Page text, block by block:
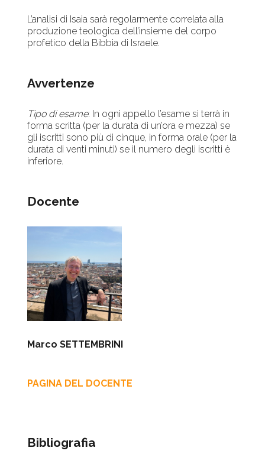
L’analisi di Isaia sarà regolarmente correlata alla
produzione teologica dell’insieme del corpo
profetico della Bibbia di Israele.
Avvertenze
Tipo di esame: In ogni appello l’esame si terrà in
forma scritta (per la durata di un’ora e mezza) se
gli iscritti sono più di cinque, in forma orale (per la
durata di venti minuti) se il numero degli iscritti è
inferiore.
Docente
Marco SETTEMBRINI
PAGINA DEL DOCENTE
Bibliografia